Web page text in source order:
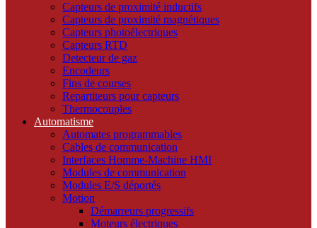
Capteurs de proximité inductifs
Capteurs de proximité magnétiques
Capteurs photoélectriques
Capteurs RTD
Detecteur de gaz
Encodeurs
Fins de courses
Repartiteurs pour capteurs
Thermocouples
Automatisme
Automates programmables
Cables de communication
Interfaces Homme-Machine HMI
Modules de communication
Modules E/S déportés
Motion
Démarreurs progressifs
Moteurs électriques